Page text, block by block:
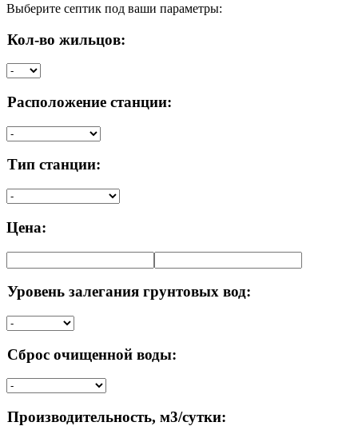
Выберите септик под ваши параметры:
Кол-во жильцов:
Расположение станции:
Тип станции:
Цена:
Уровень залегания грунтовых вод:
Сброс очищенной воды:
Производительность, м3/сутки: